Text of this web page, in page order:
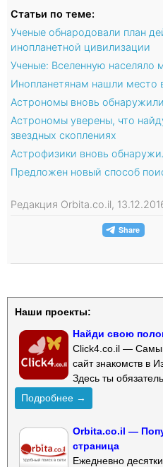
Статьи по теме:
Ученые обнародовали план
инопланетной цивилизации
Ученые: Вселенную населяло
Инопланетянам нашли место
Астрономы вновь
Астрономы уверены, что
звездных скоплениях
Астрофизики вновь
Предложен новый способ
Редакция Orbita.co.il,
Наши проекты:
Найди свою
Click4.co.il —
сайт знакомств в
Здесь ты
Подробнее →
Orbita.co.il —
страница
Ежедневно